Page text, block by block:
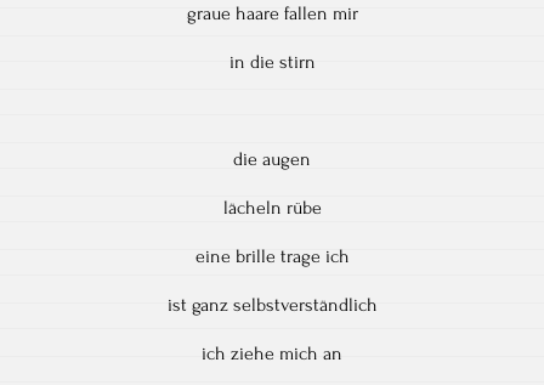
graue haare fallen mir
in die stirn
die augen
lächeln rübe
eine brille trage ich
ist ganz selbstverständlich
ich ziehe mich an